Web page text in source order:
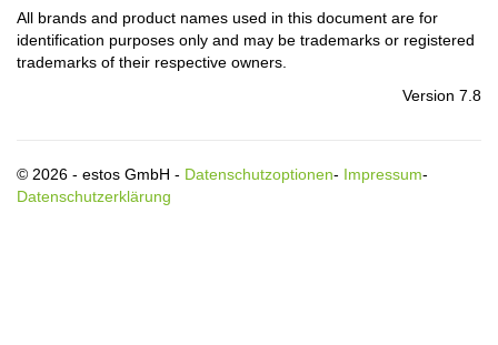
All brands and product names used in this document are for
identification purposes only and may be trademarks or registered
trademarks of their respective owners.
Version 7.8
© 2026 - estos GmbH - Datenschutzoptionen- Impressum-
Datenschutzerklärung